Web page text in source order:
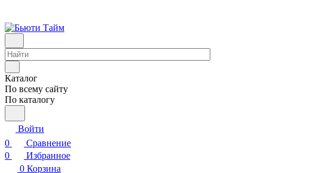
Каталог
По всему сайту
По каталогу
Войти
0
Сравнение
0
Избранное
0 Корзина